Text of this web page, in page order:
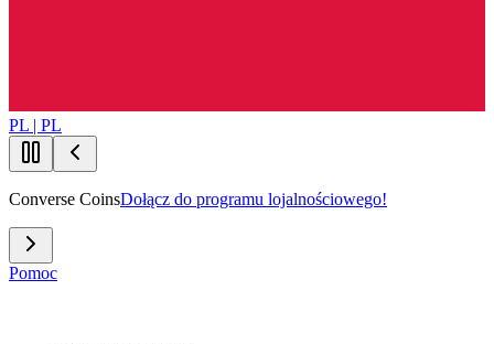
PL | PL
Converse CoinsDołącz do programu lojalnościowego!
Pomoc